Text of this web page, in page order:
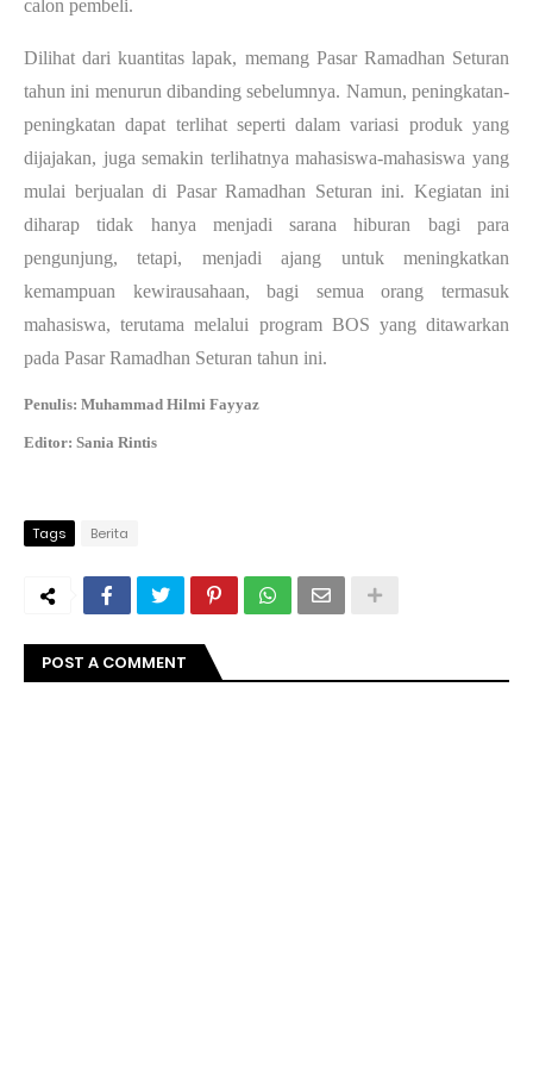
calon pembeli.
Dilihat dari kuantitas lapak, memang Pasar Ramadhan Seturan
tahun ini menurun dibanding sebelumnya. Namun, peningkatan-
peningkatan dapat terlihat seperti dalam variasi produk yang
dijajakan, juga semakin terlihatnya mahasiswa-mahasiswa yang
mulai berjualan di Pasar Ramadhan Seturan ini. Kegiatan ini
diharap tidak hanya menjadi sarana hiburan bagi para
pengunjung, tetapi, menjadi ajang untuk meningkatkan
kemampuan kewirausahaan, bagi semua orang termasuk
mahasiswa, terutama melalui program BOS yang ditawarkan
pada Pasar Ramadhan Seturan tahun ini.
Penulis: Muhammad Hilmi Fayyaz
Editor: Sania Rintis
Tags Berita
POST A COMMENT